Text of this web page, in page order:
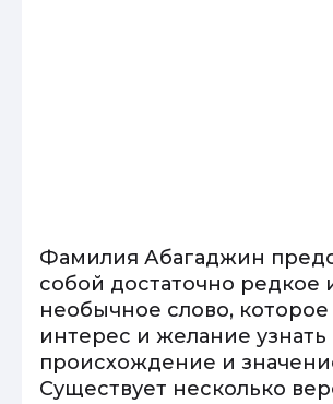
Фамилия Абагаджин
собой достаточно редкое
необычное слово,
интерес и желание узнать
происхождение и
Существует несколько